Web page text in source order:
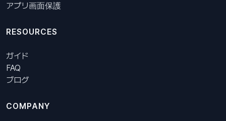
アプリ画面保護
RESOURCES
ガイド
FAQ
ブログ
COMPANY